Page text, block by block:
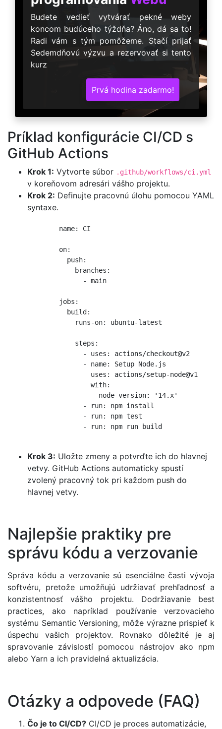
Budete vedieť vytvárať pekné weby
koncom budúceho týždňa? Áno, dá sa to!
Radi vám s tým pomôžeme. Stačí prijať
Sedemdňovú výzvu a rezervovať si tento
kurz
Prvá hodina zadarmo!
Príklad konfigurácie CI/CD s
GitHub Actions
Krok 1: Vytvorte súbor .github/workflows/ci.yml
v koreňovom adresári vášho projektu.
Krok 2: Definujte pracovnú úlohu pomocou YAML
syntaxe.
        name: CI
        on:
          push:
            branches:
              - main
        jobs:
          build:
            runs-on: ubuntu-latest
            steps:
              - uses: actions/checkout@v2
              - name: Setup Node.js
                uses: actions/setup-node@v1
                with:
                  node-version: '14.x'
              - run: npm install
              - run: npm test
              - run: npm run build
Krok 3: Uložte zmeny a potvrďte ich do hlavnej
vetvy. GitHub Actions automaticky spustí
zvolený pracovný tok pri každom push do
hlavnej vetvy.
Najlepšie praktiky pre
správu kódu a verzovanie
Správa kódu a verzovanie sú esenciálne časti vývoja
softvéru, pretože umožňujú udržiavať prehľadnosť a
konzistentnosť vášho projektu. Dodržiavanie best
practices, ako napríklad používanie verzovacieho
systému Semantic Versioning, môže výrazne prispieť k
úspechu vašich projektov. Rovnako dôležité je aj
spravovanie závislostí pomocou nástrojov ako npm
alebo Yarn a ich pravidelná aktualizácia.
Otázky a odpovede (FAQ)
Čo je to CI/CD? CI/CD je proces automatizácie,